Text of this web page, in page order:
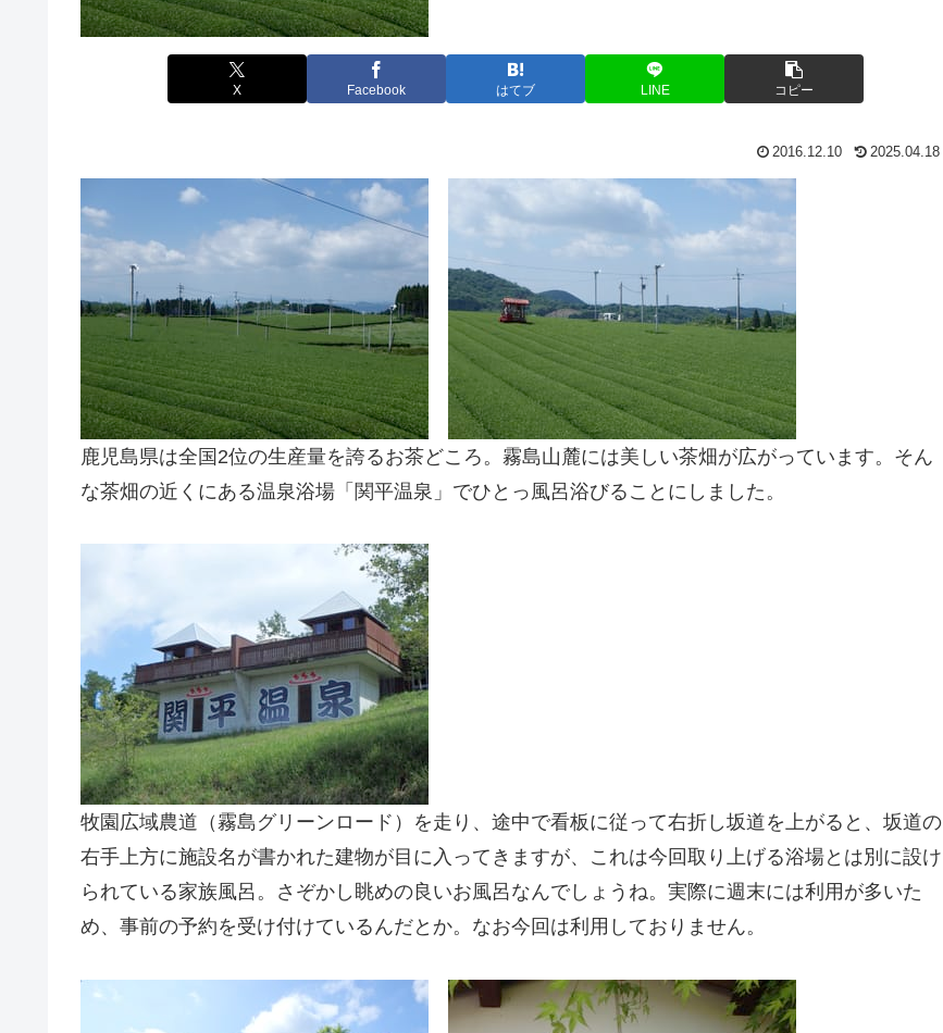
X Facebook はてブ LINE コピー
2016.12.10 2025.04.18
鹿児島県は全国2位の生産量を誇るお茶どころ。霧島山麓には美しい茶畑が広がっています。そん
な茶畑の近くにある温泉浴場「関平温泉」でひとっ風呂浴びることにしました。
牧園広域農道（霧島グリーンロード）を走り、途中で看板に従って右折し坂道を上がると、坂道の
右手上方に施設名が書かれた建物が目に入ってきますが、これは今回取り上げる浴場とは別に設け
られている家族風呂。さぞかし眺めの良いお風呂なんでしょうね。実際に週末には利用が多いた
め、事前の予約を受け付けているんだとか。なお今回は利用しておりません。